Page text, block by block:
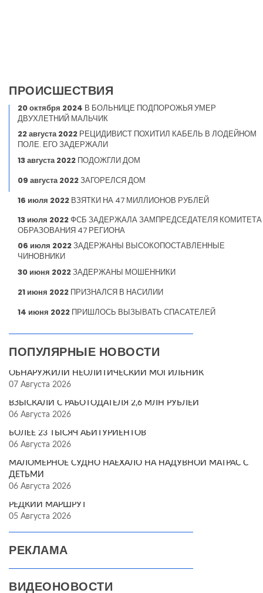
ПРОИСШЕСТВИЯ
20 октября 2024 В БОЛЬНИЦЕ ПОДПОРОЖЬЯ УМЕР
ДВУХЛЕТНИЙ МАЛЬЧИК
22 августа 2022 РЕЦИДИВИСТ ПОХИТИЛ КАБЕЛЬ В ЛОДЕЙНОМ
ПОЛЕ. ЕГО ЗАДЕРЖАЛИ
13 августа 2022 ПОДОЖГЛИ ДОМ
09 августа 2022ЗАГОРЕЛСЯ ДОМ
16 июля 2022 ВЗЯТКИ НА 47 МИЛЛИОНОВ РУБЛЕЙ
13 июля 2022ФСБ ЗАДЕРЖАЛА ЗАМПРЕДСЕДАТЕЛЯ КОМИТЕТА
ОБРАЗОВАНИЯ 47 РЕГИОНА
06 июля 2022ЗАДЕРЖАНЫ ВЫСОКОПОСТАВЛЕННЫЕ
ЧИНОВНИКИ
30 июня 2022ЗАДЕРЖАНЫ МОШЕННИКИ
21 июня 2022 ПРИЗНАЛСЯ В НАСИЛИИ
14 июня 2022 ПРИШЛОСЬ ВЫЗЫВАТЬ СПАСАТЕЛЕЙ
ПОПУЛЯРНЫЕ НОВОСТИ
ОБНАРУЖИЛИ НЕОЛИТИЧЕСКИЙ МОГИЛЬНИК
07 Августа 2026
ВЗЫСКАЛИ С РАБОТОДАТЕЛЯ 2,6 МЛН РУБЛЕЙ
06 Августа 2026
БОЛЕЕ 23 ТЫСЯЧ АБИТУРИЕНТОВ
06 Августа 2026
МАЛОМЕРНОЕ СУДНО НАЕХАЛО НА НАДУВНОЙ МАТРАС С
ДЕТЬМИ
06 Августа 2026
РЕДКИЙ МАРШРУТ
05 Августа 2026
РЕКЛАМА
ВИДЕОНОВОСТИ